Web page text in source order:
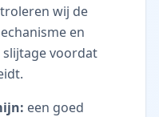
wij de
en
voordat
een goed